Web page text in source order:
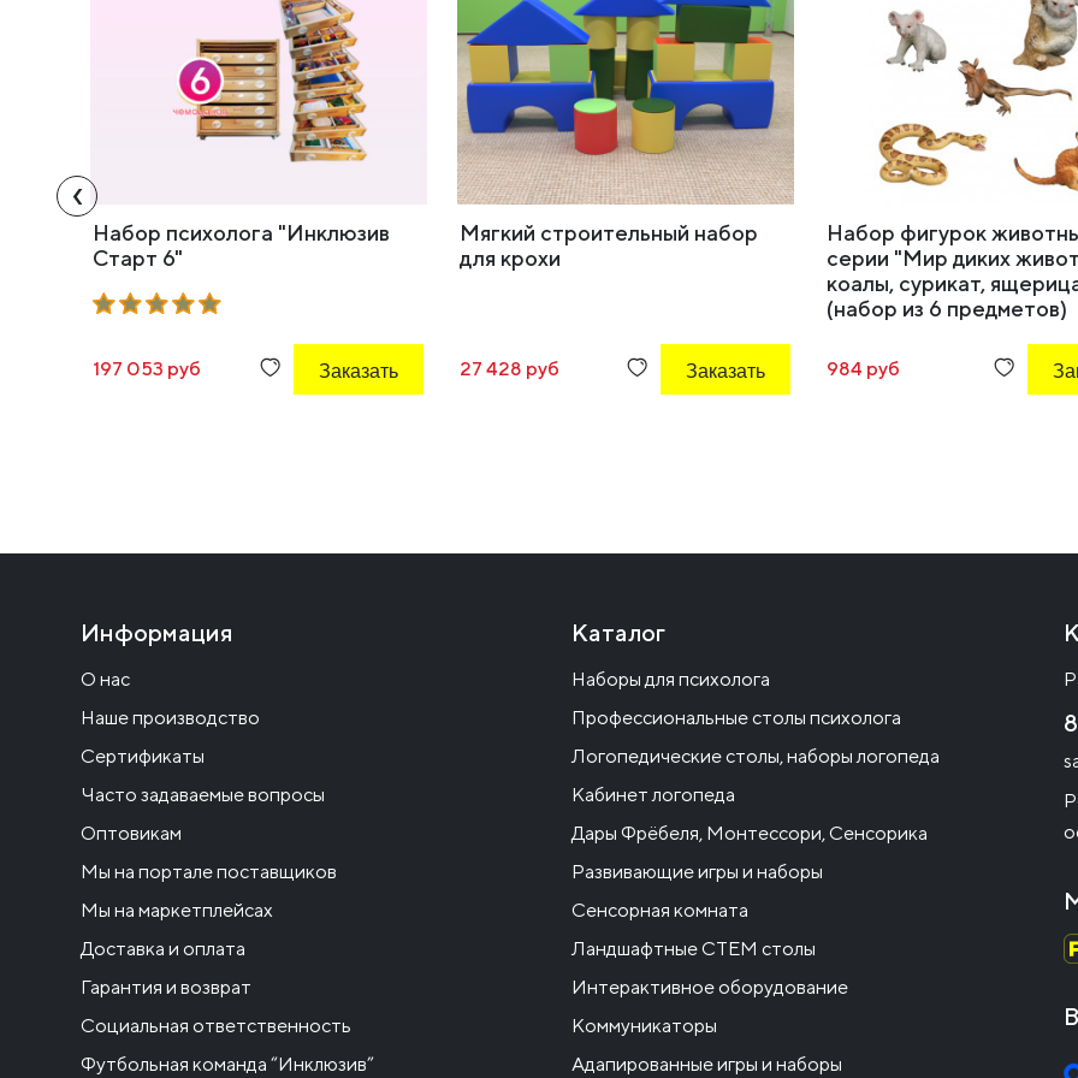
Набор психолога "Инклюзив
Старт 6"
197 053 руб Заказать
Мягкий строительный набор
для крохи
27 428 руб Заказать
Набор фигурок
серии "Мир диких
коалы, сурикат,
(набор из 6 предметов)
984 руб
‹
Информация
О нас
Наше производство
Сертификаты
Часто задаваемые вопросы
Оптовикам
Мы на портале поставщиков
Мы на маркетплейсах
Доставка и оплата
Гарантия и возврат
Социальная ответственность
Футбольная команда “Инклюзив”
Каталог
Наборы для психолога
Профессиональные столы психолога
Логопедические столы, наборы логопеда
Кабинет логопеда
Дары Фрёбеля, Монтессори, Сенсорика
Развивающие игры и наборы
Сенсорная комната
Ландшафтные СТЕМ столы
Интерактивное оборудование
Коммуникаторы
Адапированные игры и наборы